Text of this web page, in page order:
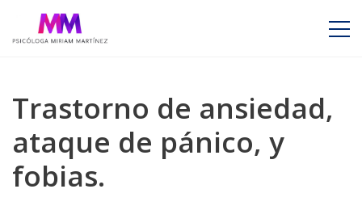
Trastorno de ansiedad,
ataque de pánico, y
fobias.